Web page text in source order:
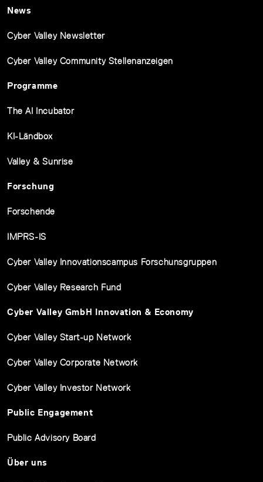
News
Cyber Valley Newsletter
Cyber Valley Community Stellenanzeigen
Programme
The AI Incubator
KI-Ländbox
Valley & Sunrise
Forschung
Forschende
IMPRS-IS
Cyber Valley Innovationscampus Forschunsgruppen
Cyber Valley Research Fund
Cyber Valley GmbH Innovation & Economy
Cyber Valley Start-up Network
Cyber Valley Corporate Network
Cyber Valley Investor Network
Public Engagement
Public Advisory Board
Über uns